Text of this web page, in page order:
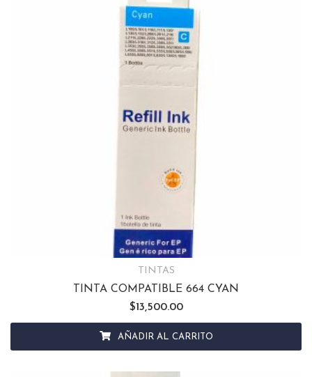
TINTAS
TINTA COMPATIBLE 664 CYAN
$13,500.00
AÑADIR AL CARRITO